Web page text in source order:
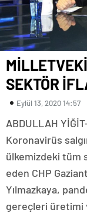
SEKTÖR
Eylül 13, 2020 14:57
ABDULLAH
Koronavirüs
ülkemizdeki tüm
eden CHP
Yılmazkaya,
gereçleri üretimi